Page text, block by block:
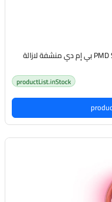
PMD SILVERPURE MAKEUP REMOVING CLOTH بي إم دي منشفة لازالة
productList.inStock